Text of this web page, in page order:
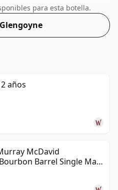
para beber respetable.
para esta botella.
años
McDavid
Barrel Single Mal